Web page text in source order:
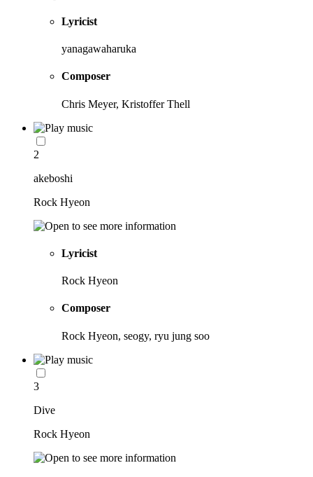
Lyricist
yanagawaharuka
Composer
Chris Meyer, Kristoffer Thell
2
akeboshi
Rock Hyeon
Lyricist
Rock Hyeon
Composer
Rock Hyeon, seogy, ryu jung soo
3
Dive
Rock Hyeon